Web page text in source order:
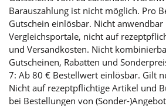
Barauszahlung ist nicht möglich. Pro
Gutschein einlösbar. Nicht
Vergleichsportale, nicht auf
und Versandkosten. Nicht
Gutscheinen, Rabatten und
7: Ab 80 € Bestellwert einlösbar. Gilt
Nicht auf rezeptpflichtige Artikel und
bei Bestellungen von (Sonder-